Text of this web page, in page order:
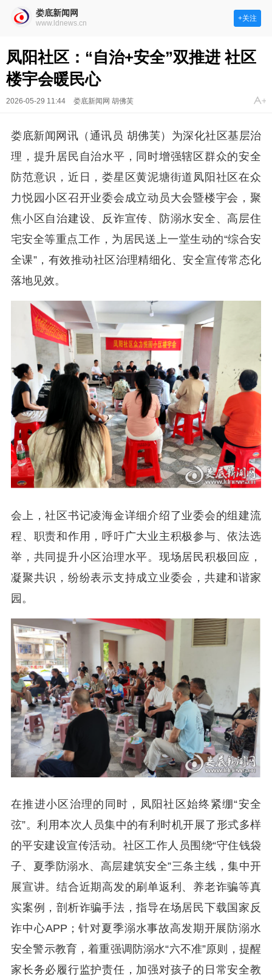
娄底新闻网
www.ldnews.cn
+关注
凤阳社区：“自治+安全”双推进 社区
楼宇会暖民心
2026-05-29 11:44 娄底新闻网 胡佛芙
娄底新闻网讯（通讯员 胡佛芙）为深化社区基层治
理，提升居民自治水平，同时增强辖区群众的安全
防范意识，近日，娄星区黄泥塘街道凤阳社区在众
力悦园小区召开业委会成立动员大会暨楼宇会，聚
焦小区自治建设、反诈宣传、防溺水安全、高层住
宅安全等重点工作，为居民送上一堂生动的“综合安
全课”，有效推动社区治理精细化、安全宣传常态化
落地见效。
会上，社区书记凌海金详细介绍了业委会的组建流
程、职责和作用，呼吁广大业主积极参与、依法选
举，共同提升小区治理水平。现场居民积极回应，
凝聚共识，纷纷表示支持成立业委会，共建和谐家
园。
在推进小区治理的同时，凤阳社区始终紧绷“安全
弦”。利用本次人员集中的有利时机开展了形式多样
的平安建设宣传活动。社区工作人员围绕“守住钱袋
子、夏季防溺水、高层建筑安全”三条主线，集中开
展宣讲。结合近期高发的刷单返利、养老诈骗等真
实案例，剖析诈骗手法，指导在场居民下载国家反
诈中心APP；针对夏季溺水事故高发期开展防溺水
安全警示教育，着重强调防溺水“六不准”原则，提醒
家长务必履行监护责任，加强对孩子的日常安全教